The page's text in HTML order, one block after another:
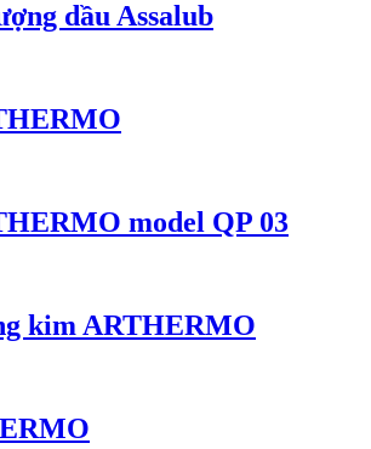
dầu Assalub
model QP 03
kim ARTHERMO